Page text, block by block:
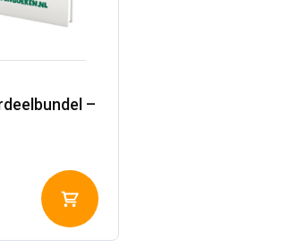
–
Toevoegen
aan
winkelwagen